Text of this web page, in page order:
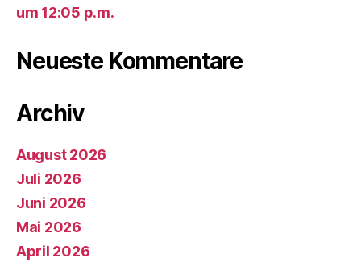
um 12:05 p.m.
Neueste Kommentare
Archiv
August 2026
Juli 2026
Juni 2026
Mai 2026
April 2026